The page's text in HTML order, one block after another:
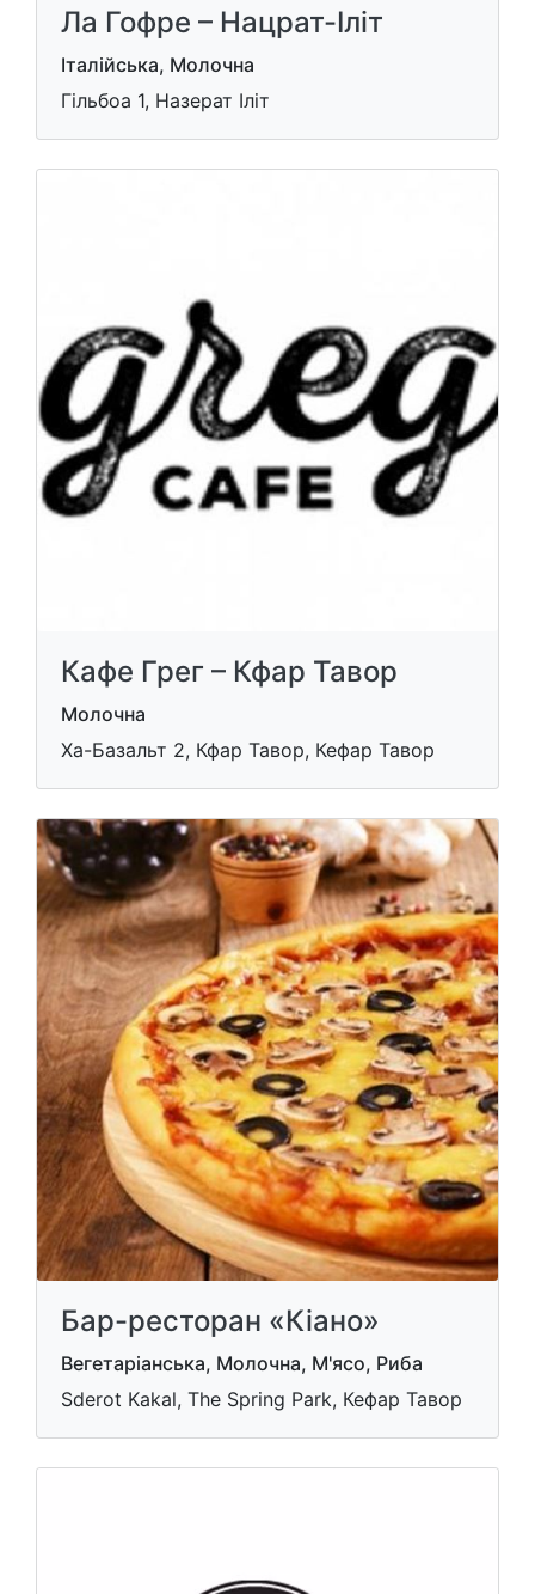
Ла Гофре – Нацрат-Іліт
Італійська, Молочна
Гільбоа 1, Назерат Іліт
Кафе Грег – Кфар Тавор
Молочна
Ха-Базальт 2, Кфар Тавор, Кефар Тавор
Бар-ресторан «Кіано»
Вегетаріанська, Молочна, М'ясо, Риба
Sderot Kakal, The Spring Park, Кефар Тавор